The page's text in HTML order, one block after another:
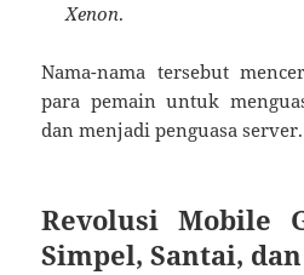
Xenon.
Nama-nama tersebut
para pemain untuk
dan menjadi penguasa server.
Revolusi Mobile
Simpel, Santai,